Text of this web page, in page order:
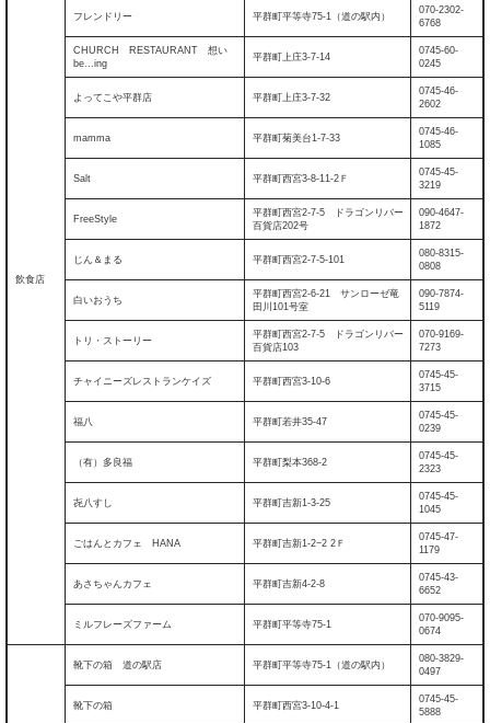
飲食店
フレンドリー 平群町平等寺75-1（道の駅内）
070-2302-
6768
CHURCH RESTAURANT 想い
be...ing
平群町上庄3-7-14
0745-60-
0245
よってこや平群店 平群町上庄3-7-32
0745-46-
2602
mamma 平群町菊美台1-7-33
0745-46-
1085
Salt 平群町西宮3-8-11-2Ｆ
0745-45-
3219
FreeStyle
平群町西宮2-7-5 ドラゴンリバー
百貨店202号
090-4647-
1872
じん＆まる 平群町西宮2-7-5-101
080-8315-
0808
白いおうち
平群町西宮2-6-21 サンローゼ竜
田川101号室
090-7874-
5119
トリ・ストーリー
平群町西宮2-7-5 ドラゴンリバー
百貨店103
070-9169-
7273
チャイニーズレストランケイズ 平群町西宮3-10-6
0745-45-
3715
福八 平群町若井35-47
0745-45-
0239
（有）多良福 平群町梨本368-2
0745-45-
2323
㐂八すし 平群町吉新1-3-25
0745-45-
1045
ごはんとカフェ HANA 平群町吉新1-2−2 2Ｆ
0745-47-
1179
あさちゃんカフェ 平群町吉新4-2-8
0745-43-
6652
ミルフレーズファーム 平群町平等寺75-1
070-9095-
0674
靴下の箱 道の駅店 平群町平等寺75-1（道の駅内）
080-3829-
0497
靴下の箱 平群町西宮3-10-4-1
0745-45-
5888